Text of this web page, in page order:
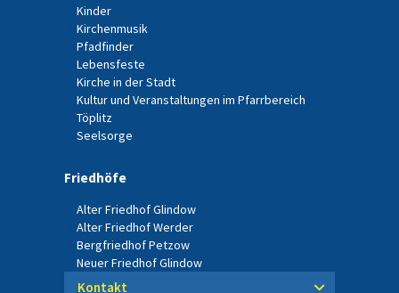
Kinder
Kirchenmusik
Pfadfinder
Lebensfeste
Kirche in der Stadt
Kultur und Veranstaltungen im Pfarrbereich
Töplitz
Seelsorge
Friedhöfe
Alter Friedhof Glindow
Alter Friedhof Werder
Bergfriedhof Petzow
Neuer Friedhof Glindow
Kontakt